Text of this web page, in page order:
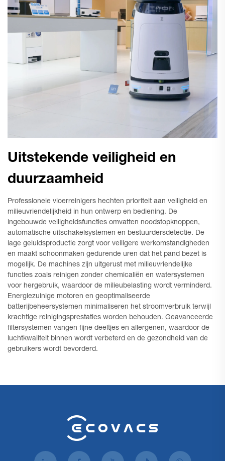
Uitstekende veiligheid en
duurzaamheid
Professionele vloerreinigers hechten prioriteit aan veiligheid en
milieuvriendelijkheid in hun ontwerp en bediening. De
ingebouwde veiligheidsfuncties omvatten noodstopknoppen,
automatische uitschakelsystemen en bestuurdersdetectie. De
lage geluidsproductie zorgt voor veiligere werkomstandigheden
en maakt schoonmaken gedurende uren dat het pand bezet is
mogelijk. De machines zijn uitgerust met milieuvriendelijke
functies zoals reinigen zonder chemicaliën en watersystemen
voor hergebruik, waardoor de milieubelasting wordt verminderd.
Energiezuinige motoren en geoptimaliseerde
batterijbeheersystemen minimaliseren het stroomverbruik terwijl
krachtige reinigingsprestaties worden behouden. Geavanceerde
filtersystemen vangen fijne deeltjes en allergenen, waardoor de
luchtkwaliteit binnen wordt verbeterd en de gezondheid van de
gebruikers wordt bevorderd.